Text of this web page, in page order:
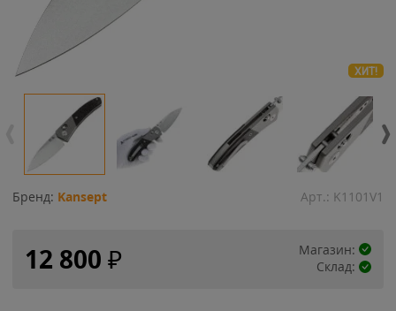
ХИТ!
Бренд: Kansept Арт.: K1101V1
12 800 ₽
Магазин:
Склад: